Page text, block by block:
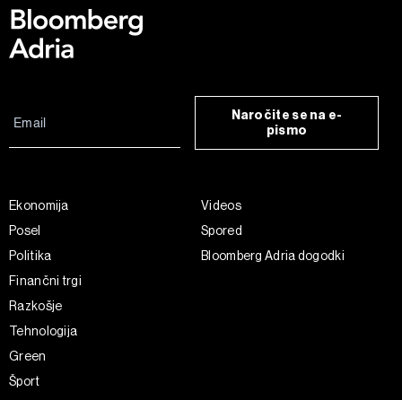
Naročite se na e-
pismo
Ekonomija
Posel
Politika
Finančni trgi
Razkošje
Tehnologija
Green
Šport
Videos
Spored
Bloomberg Adria dogodki